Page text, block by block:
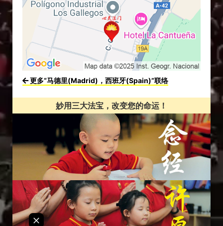
更多“马德里(Madrid)，西班牙(Spain)”联络
妙用三大法宝，改变您的命运！